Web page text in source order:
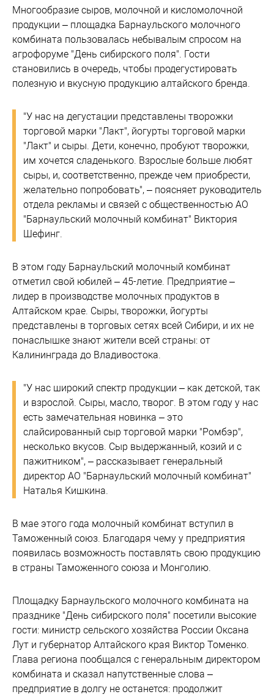
Многообразие сыров, молочной и кисломолочной
продукции – площадка Барнаульского молочного
комбината пользовалась небывалым спросом на
агрофоруме "День сибирского поля". Гости
становились в очередь, чтобы продегустировать
полезную и вкусную продукцию алтайского бренда.
"У нас на дегустации представлены творожки
торговой марки "Лакт", йогурты торговой марки
"Лакт" и сыры. Дети, конечно, пробуют творожки,
им хочется сладенького. Взрослые больше любят
сыры, и, соответственно, прежде чем приобрести,
желательно попробовать", – поясняет руководитель
отдела рекламы и связей с общественностью АО
"Барнаульский молочный комбинат" Виктория
Шефинг.
В этом году Барнаульский молочный комбинат
отметил свой юбилей – 45-летие. Предприятие –
лидер в производстве молочных продуктов в
Алтайском крае. Сыры, творожки, йогурты
представлены в торговых сетях всей Сибири, и их не
понаслышке знают жители всей страны: от
Калининграда до Владивостока.
"У нас широкий спектр продукции – как детской, так
и взрослой. Сыры, масло, творог. В этом году у нас
есть замечательная новинка – это
слайсированный сыр торговой марки "Ромбэр",
несколько вкусов. Сыр выдержанный, козий и с
пажитником", – рассказывает генеральный
директор АО "Барнаульский молочный комбинат"
Наталья Кишкина.
В мае этого года молочный комбинат вступил в
Таможенный союз. Благодаря чему у предприятия
появилась возможность поставлять свою продукцию
в страны Таможенного союза и Монголию.
Площадку Барнаульского молочного комбината на
празднике "День сибирского поля" посетили высокие
гости: министр сельского хозяйства России Оксана
Лут и губернатор Алтайского края Виктор Томенко.
Глава региона пообщался с генеральным директором
комбината и сказал напутственные слова –
предприятие в долгу не останется: продолжит